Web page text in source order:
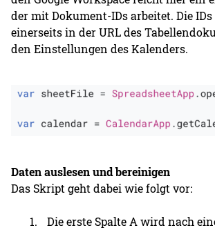
der mit Dokument-IDs arbeitet. Die
einerseits in der URL des
den Einstellungen des Kalenders.
Daten auslesen und bereinigen
Das Skript geht dabei wie folgt vor:
Die erste Spalte A wird nach